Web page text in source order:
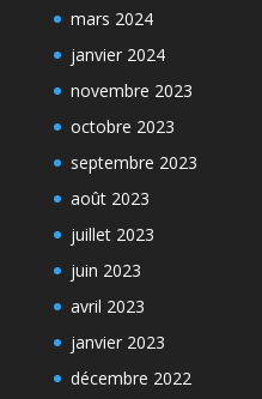
mars 2024
janvier 2024
novembre 2023
octobre 2023
septembre 2023
août 2023
juillet 2023
juin 2023
avril 2023
janvier 2023
décembre 2022